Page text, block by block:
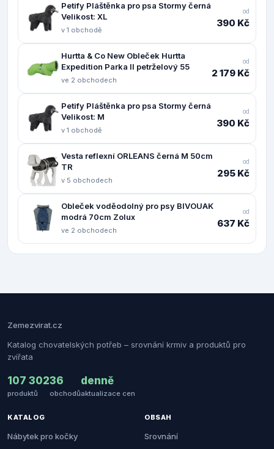
Petify Pláštěnka pro psa Stormy černá
Velikost: XL
v 1 obchodě
od
390 Kč
Hurtta & Co New Obleček Hurtta
Expedition Parka II petrželový 55
ve 2 obchodech
od
2 179 Kč
Petify Pláštěnka pro psa Stormy černá
Velikost: M
v 1 obchodě
od
390 Kč
Vesta reflexní ORLEANS černá M 50cm
TR
v 5 obchodech
od
295 Kč
Obleček voděodolný pro psy BIVOUAK
modrá 70cm Zolux
ve 2 obchodech
od
637 Kč
Zemezvirat.cz
Katalog chovatelských potřeb – srovnání krmiv a produktů pro
zvířata
107 302
produktů
36
obchodů
denně
aktualizace cen
KATALOG
Nábytek pro kočky
OBSAH
Srovnání